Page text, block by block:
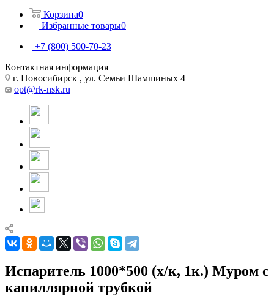
Корзина0
Избранные товары0
+7 (800) 500-70-23
Контактная информация
г. Новосибирск , ул. Семьи Шамшиных 4
opt@rk-nsk.ru
Испаритель 1000*500 (х/к, 1к.) Муром с
капиллярной трубкой